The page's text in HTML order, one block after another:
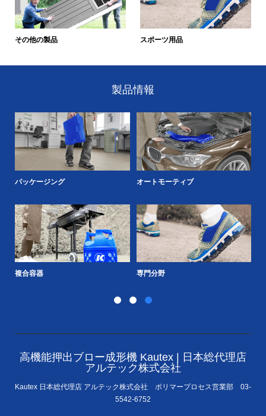
その他の製品 スポーツ用品
製品情報
パッケージング オートモーティブ
複合容器 専門分野
高機能押出ブロー成形機 Kautex | 日本総代理店
アルテック株式会社
Kautex 日本総代理店 アルテック株式会社 ポリマープロセス営業部 03-
5542-6752